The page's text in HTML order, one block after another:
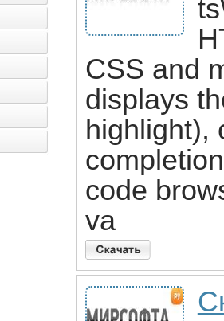
CSS and
displays
highlight),
code
va